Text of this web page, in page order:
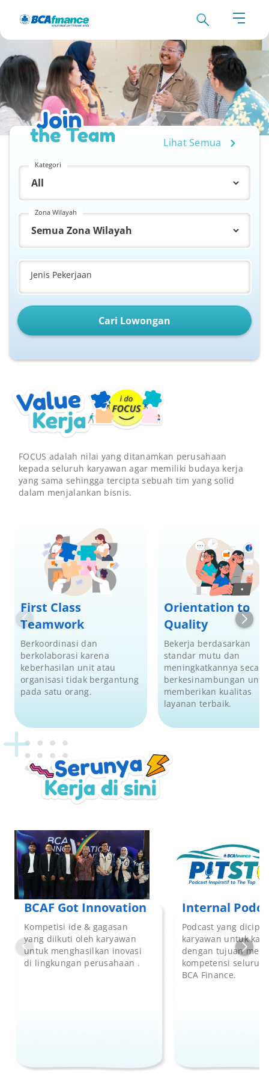
Lihat Semua
Kategori
Zona Wilayah
Jenis Pekerjaan
Cari Lowongan
FOCUS adalah nilai yang ditanamkan perusahaan
kepada seluruh karyawan agar memiliki budaya kerja
yang sama sehingga tercipta sebuah tim yang solid
dalam menjalankan bisnis.
First Class
Teamwork
Berkoordinasi dan
berkolaborasi karena
keberhasilan unit atau
organisasi tidak bergantung
pada satu orang.
Orientation to
Quality
Bekerja berdasarkan
standar mutu dan
meningkatkannya secara
berkesinambungan
memberikan kualitas
layanan terbaik.
BCAF Got Innovation
Kompetisi ide & gagasan
yang diikuti oleh karyawan
untuk menghasilkan inovasi
di lingkungan perusahaan .
Internal
Podcast yang
karyawan untuk
dengan tujuan
kompetensi seluruh
BCA Finance.